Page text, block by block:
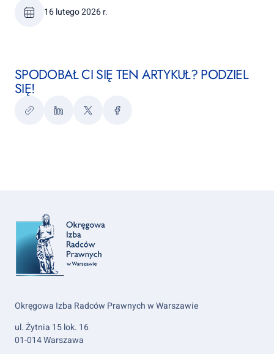
16 lutego 2026 r.
SPODOBAŁ CI SIĘ TEN ARTYKUŁ? PODZIEL
SIĘ!
KopiujLinkedInTwitterFacebook
Okręgowa Izba Radców Prawnych w Warszawie
ul. Żytnia 15 lok. 16
01-014 Warszawa